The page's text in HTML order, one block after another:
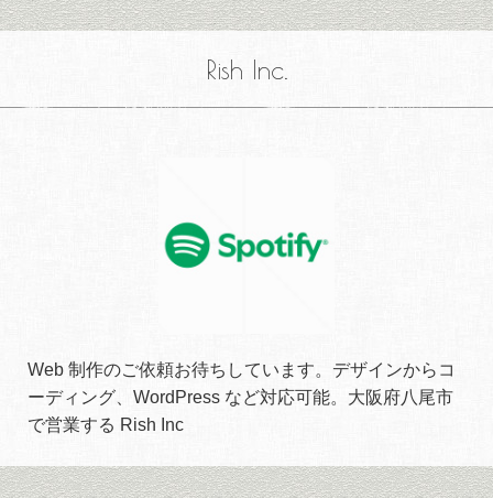
Rish Inc.
Web 制作のご依頼お待ちしています。デザインからコ
ーディング、WordPress など対応可能。大阪府八尾市
で営業する Rish Inc